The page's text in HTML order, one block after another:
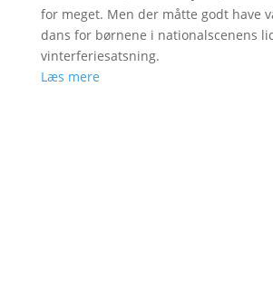
for meget. Men der måtte godt have
dans for børnene i nationalscenens
vinterferiesatsning.
Læs mere